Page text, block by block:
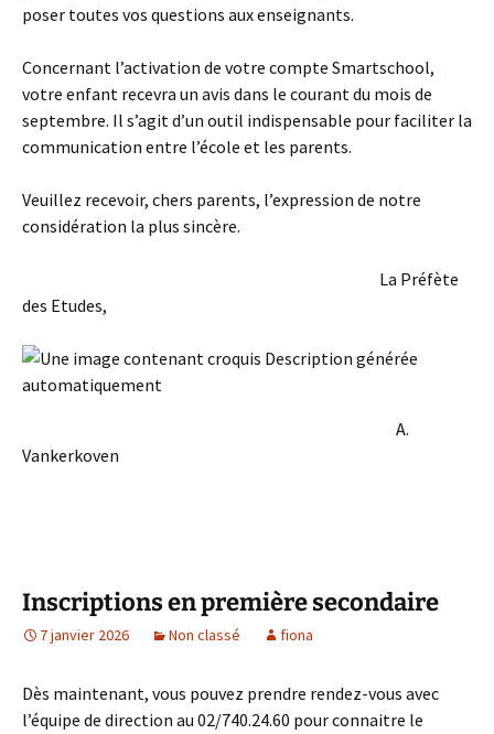
poser toutes vos questions aux enseignants.
Concernant l’activation de votre compte Smartschool,
votre enfant recevra un avis dans le courant du mois de
septembre. Il s’agit d’un outil indispensable pour faciliter la
communication entre l’école et les parents.
Veuillez recevoir, chers parents, l’expression de notre
considération la plus sincère.
La Préfète
des Etudes,
A.
Vankerkoven
Inscriptions en première secondaire
7 janvier 2026 Non classé fiona
Dès maintenant, vous pouvez prendre rendez-vous avec
l’équipe de direction au 02/740.24.60 pour connaitre le